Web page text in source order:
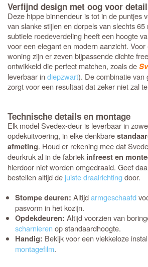
Verfijnd design met oog voor detail
Deze hippe binnendeur is tot in de puntjes
van slanke stijlen en dorpels van slechts
subtiele roedeverdeling heeft een hoogte
voor een elegant en modern aanzicht.
woning zijn er zeven bijpassende dichte
ontwikkeld die perfect matchen, zoals de
leverbaar indiepzwart). De combinatie van
zorgt voor een resultaat dat zeker niet zal
Technische details en montage
Elk model Svedex-deur is leverbaar in
opdekuitvoering, in elke denkbare
afmeting. Houd er rekening mee dat
deurkruk al in de fabriek infreest en
hierdoor niet worden omgedraaid. Geef
bestellen altijd de juiste draairichtingdoor.
Stompe deuren: Altijdarmgeschaafd
pasvorm in het kozijn.
Opdekdeuren: Altijd voorzien van
scharnieren op standaardhoogte.
Handig: Bekijk voor een vlekkeloze
montagefilm.